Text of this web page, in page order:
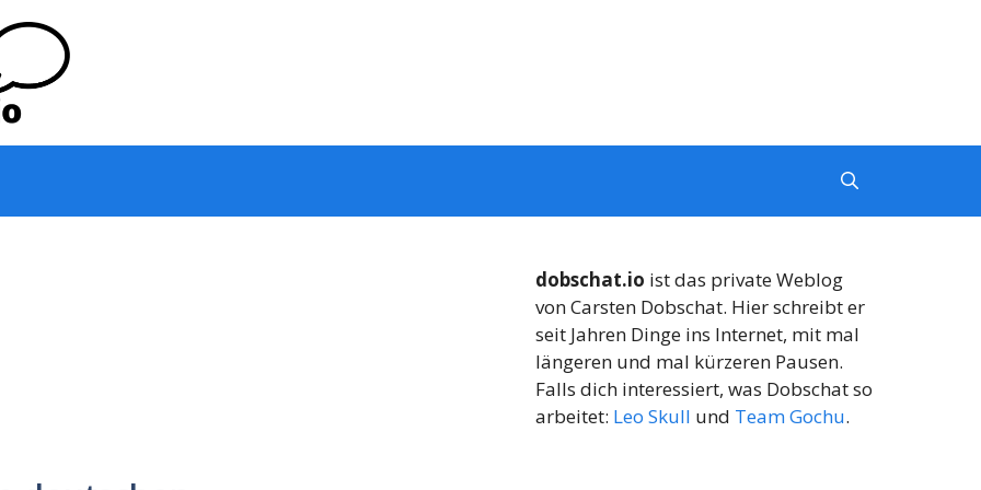
dobschat.io ist das private Weblog
von Carsten Dobschat. Hier schreibt er
seit Jahren Dinge ins Internet, mit mal
längeren und mal kürzeren Pausen.
Falls dich interessiert, was Dobschat so
arbeitet: Leo Skull und Team Gochu.